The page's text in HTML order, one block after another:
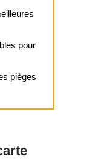
pour
pièges